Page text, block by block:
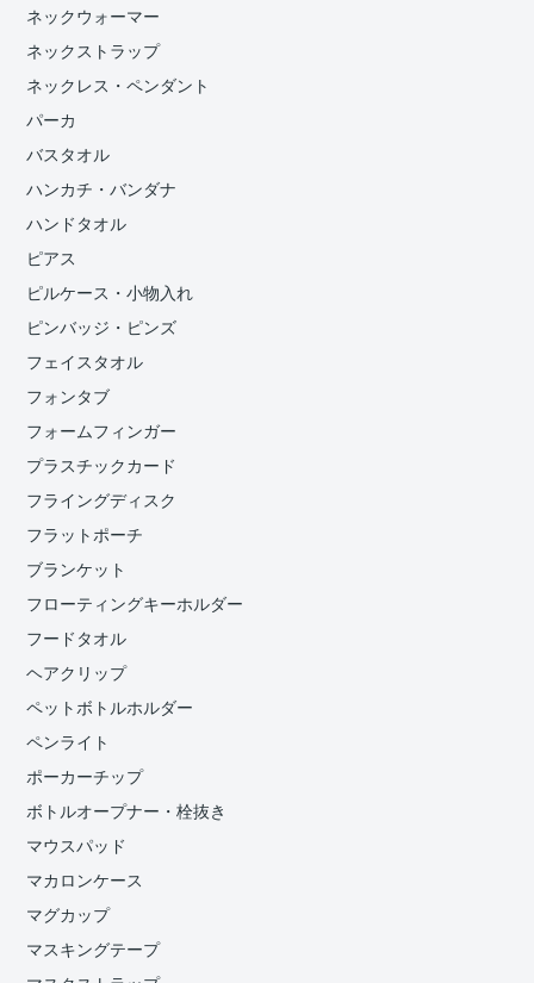
ネックウォーマー
ネックストラップ
ネックレス・ペンダント
パーカ
バスタオル
ハンカチ・バンダナ
ハンドタオル
ピアス
ピルケース・小物入れ
ピンバッジ・ピンズ
フェイスタオル
フォンタブ
フォームフィンガー
プラスチックカード
フライングディスク
フラットポーチ
ブランケット
フローティングキーホルダー
フードタオル
ヘアクリップ
ペットボトルホルダー
ペンライト
ポーカーチップ
ボトルオープナー・栓抜き
マウスパッド
マカロンケース
マグカップ
マスキングテープ